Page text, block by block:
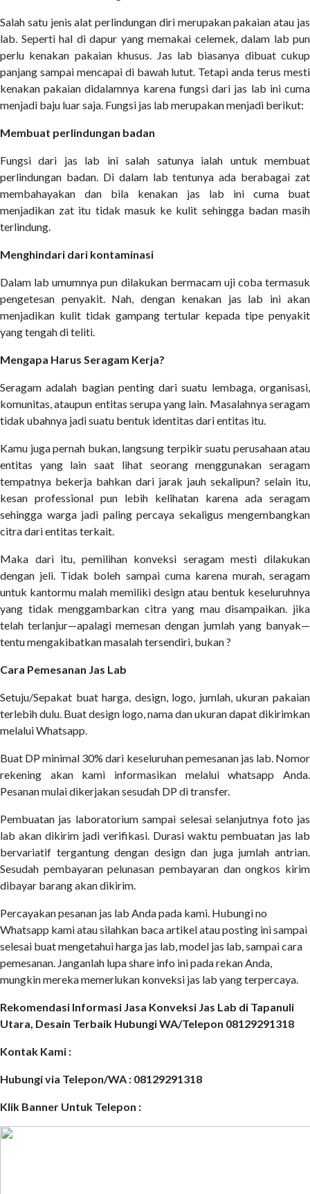
Salah satu jenis alat perlindungan diri merupakan pakaian atau jas
lab. Seperti hal di dapur yang memakai celemek, dalam lab pun
perlu kenakan pakaian khusus. Jas lab biasanya dibuat cukup
panjang sampai mencapai di bawah lutut. Tetapi anda terus mesti
kenakan pakaian didalamnya karena fungsi dari jas lab ini cuma
menjadi baju luar saja. Fungsi jas lab merupakan menjadi berikut:
Membuat perlindungan badan
Fungsi dari jas lab ini salah satunya ialah untuk membuat
perlindungan badan. Di dalam lab tentunya ada berabagai zat
membahayakan dan bila kenakan jas lab ini cuma buat
menjadikan zat itu tidak masuk ke kulit sehingga badan masih
terlindung.
Menghindari dari kontaminasi
Dalam lab umumnya pun dilakukan bermacam uji coba termasuk
pengetesan penyakit. Nah, dengan kenakan jas lab ini akan
menjadikan kulit tidak gampang tertular kepada tipe penyakit
yang tengah di teliti.
Mengapa Harus Seragam Kerja?
Seragam adalah bagian penting dari suatu lembaga, organisasi,
komunitas, ataupun entitas serupa yang lain. Masalahnya seragam
tidak ubahnya jadi suatu bentuk identitas dari entitas itu.
Kamu juga pernah bukan, langsung terpikir suatu perusahaan atau
entitas yang lain saat lihat seorang menggunakan seragam
tempatnya bekerja bahkan dari jarak jauh sekalipun? selain itu,
kesan professional pun lebih kelihatan karena ada seragam
sehingga warga jadi paling percaya sekaligus mengembangkan
citra dari entitas terkait.
Maka dari itu, pemilihan konveksi seragam mesti dilakukan
dengan jeli. Tidak boleh sampai cuma karena murah, seragam
untuk kantormu malah memiliki design atau bentuk keseluruhnya
yang tidak menggambarkan citra yang mau disampaikan. jika
telah terlanjur—apalagi memesan dengan jumlah yang banyak—
tentu mengakibatkan masalah tersendiri, bukan ?
Cara Pemesanan Jas Lab
Setuju/Sepakat buat harga, design, logo, jumlah, ukuran pakaian
terlebih dulu. Buat design logo, nama dan ukuran dapat dikirimkan
melalui Whatsapp.
Buat DP minimal 30% dari keseluruhan pemesanan jas lab. Nomor
rekening akan kami informasikan melalui whatsapp Anda.
Pesanan mulai dikerjakan sesudah DP di transfer.
Pembuatan jas laboratorium sampai selesai selanjutnya foto jas
lab akan dikirim jadi verifikasi. Durasi waktu pembuatan jas lab
bervariatif tergantung dengan design dan juga jumlah antrian.
Sesudah pembayaran pelunasan pembayaran dan ongkos kirim
dibayar barang akan dikirim.
Percayakan pesanan jas lab Anda pada kami. Hubungi no
Whatsapp kami atau silahkan baca artikel atau posting ini sampai
selesai buat mengetahui harga jas lab, model jas lab, sampai cara
pemesanan. Janganlah lupa share info ini pada rekan Anda,
mungkin mereka memerlukan konveksi jas lab yang terpercaya.
Rekomendasi Informasi Jasa Konveksi Jas Lab di Tapanuli
Utara, Desain Terbaik Hubungi WA/Telepon 08129291318
Kontak Kami :
Hubungi via Telepon/WA : 08129291318
Klik Banner Untuk Telepon :